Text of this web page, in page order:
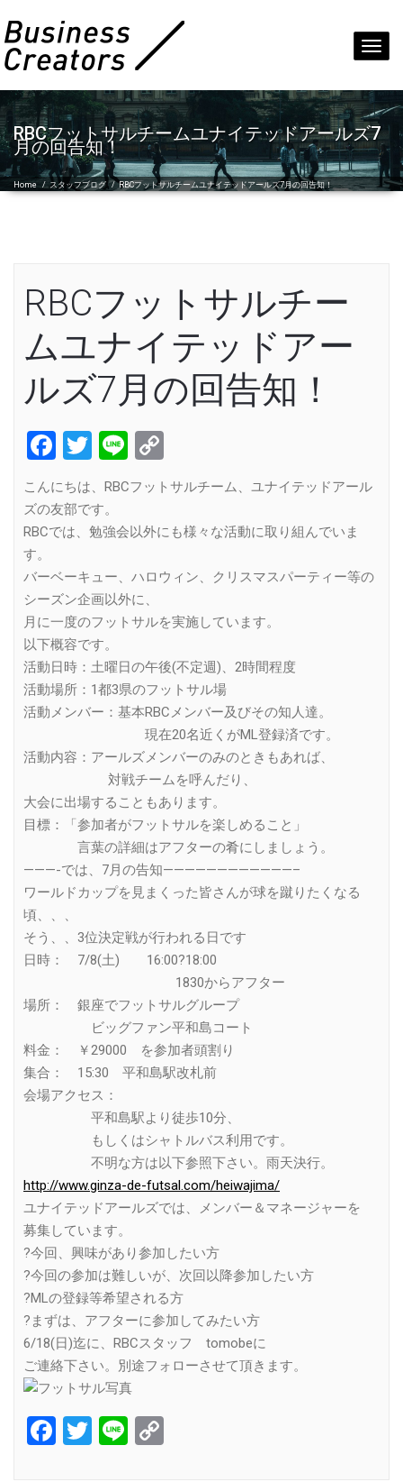
RBCフットサルチームユナイテッドアールズ7
月の回告知！
Home / スタッフブログ /RBCフットサルチームユナイテッドアールズ7月の回告知！
RBCフットサルチー
ムユナイテッドアー
ルズ7月の回告知！
Facebook
Twitter
Line
Link
こんにちは、RBCフットサルチーム、ユナイテッドアール
ズの友部です。
RBCでは、勉強会以外にも様々な活動に取り組んでいま
す。
バーベーキュー、ハロウィン、クリスマスパーティー等の
シーズン企画以外に、
月に一度のフットサルを実施しています。
以下概容です。
活動日時：土曜日の午後(不定週)、2時間程度
活動場所：1都3県のフットサル場
活動メンバー：基本RBCメンバー及びその知人達。
現在20名近くがML登録済です。
活動内容：アールズメンバーのみのときもあれば、
対戦チームを呼んだり、
大会に出場することもあります。
目標：「参加者がフットサルを楽しめること」
言葉の詳細はアフターの肴にしましょう。
———-では、7月の告知————————————–
ワールドカップを見まくった皆さんが球を蹴りたくなる
頃、、、
そう、、3位決定戦が行われる日です
日時： 7/8(土) 16:00?18:00
1830からアフター
場所： 銀座でフットサルグループ
ビッグファン平和島コート
料金： ￥29000 を参加者頭割り
集合： 15:30 平和島駅改札前
会場アクセス：
平和島駅より徒歩10分、
もしくはシャトルバス利用です。
不明な方は以下参照下さい。雨天決行。
http://www.ginza-de-futsal.com/heiwajima/
ユナイテッドアールズでは、メンバー＆マネージャーを
募集しています。
?今回、興味があり参加したい方
?今回の参加は難しいが、次回以降参加したい方
?MLの登録等希望される方
?まずは、アフターに参加してみたい方
6/18(日)迄に、RBCスタッフ tomobeに
ご連絡下さい。別途フォローさせて頂きます。
Facebook
Twitter
Line